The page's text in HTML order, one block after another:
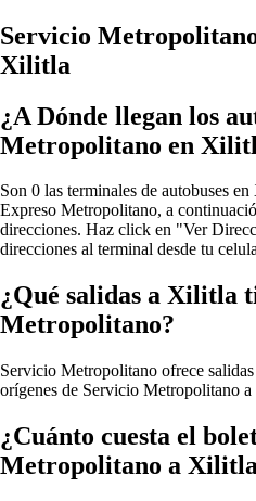
Servicio
Xilitla
¿A Dónde llegan los
Metropolitano en
Son 0 las terminales de autobuses
Expreso Metropolitano, a
direcciones. Haz click en "Ver
direcciones al terminal desde tu
¿Qué salidas a Xilitla
Metropolitano?
Servicio Metropolitano ofrece
orígenes de Servicio Metropolitano
¿Cuánto cuesta el
Metropolitano a